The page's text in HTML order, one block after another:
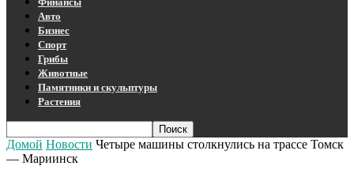
Авто
Бизнес
Спорт
Грибы
Животные
Памятники и скульптуры
Растения
Домой Новости Четыре машины столкнулись на трассе Томск
— Мариинск